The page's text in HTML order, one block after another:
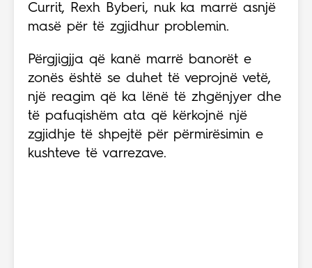
Currit, Rexh Byberi, nuk ka marrë asnjë
masë për të zgjidhur problemin.
Përgjigjja që kanë marrë banorët e
zonës është se duhet të veprojnë vetë,
një reagim që ka lënë të zhgënjyer dhe
të pafuqishëm ata që kërkojnë një
zgjidhje të shpejtë për përmirësimin e
kushteve të varrezave.